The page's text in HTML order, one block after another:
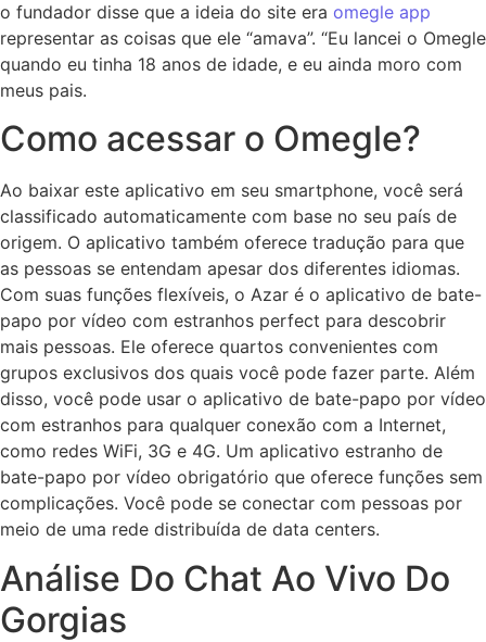
o fundador disse que a ideia do site era omegle app
representar as coisas que ele “amava”. “Eu lancei o Omegle
quando eu tinha 18 anos de idade, e eu ainda moro com
meus pais.
Como acessar o Omegle?
Ao baixar este aplicativo em seu smartphone, você será
classificado automaticamente com base no seu país de
origem. O aplicativo também oferece tradução para que
as pessoas se entendam apesar dos diferentes idiomas.
Com suas funções flexíveis, o Azar é o aplicativo de bate-
papo por vídeo com estranhos perfect para descobrir
mais pessoas. Ele oferece quartos convenientes com
grupos exclusivos dos quais você pode fazer parte. Além
disso, você pode usar o aplicativo de bate-papo por vídeo
com estranhos para qualquer conexão com a Internet,
como redes WiFi, 3G e 4G. Um aplicativo estranho de
bate-papo por vídeo obrigatório que oferece funções sem
complicações. Você pode se conectar com pessoas por
meio de uma rede distribuída de data centers.
Análise Do Chat Ao Vivo Do
Gorgias